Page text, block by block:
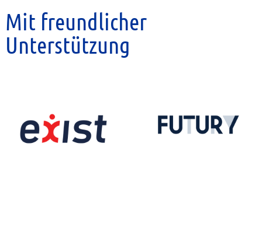
Mit freundlicher
Unterstützung